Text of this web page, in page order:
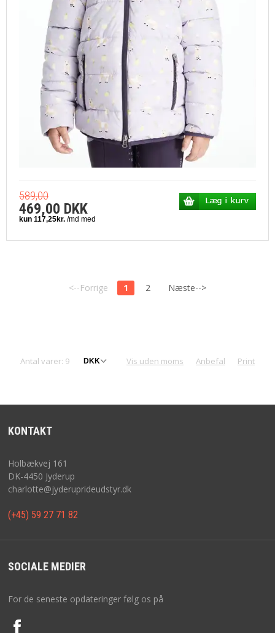
589,00
469,00 DKK
<--Forrige 1 2 Næste-->
Antal varer: 9 Vis uden moms Anbefal Print
KONTAKT
Holbækvej 161
DK-4450 Jyderup
charlotte@jyderuprideudstyr.dk
(+45) 59 27 71 82
SOCIALE MEDIER
For de seneste opdateringer følg os på